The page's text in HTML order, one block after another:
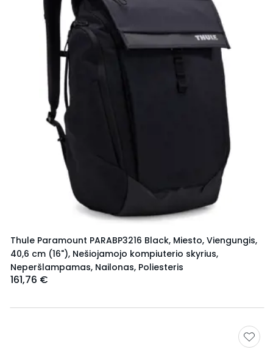
Thule Paramount PARABP3216 Black, Miesto, Viengungis,
40,6 cm (16"), Nešiojamojo kompiuterio skyrius,
Neperšlampamas, Nailonas, Poliesteris
161,76 €